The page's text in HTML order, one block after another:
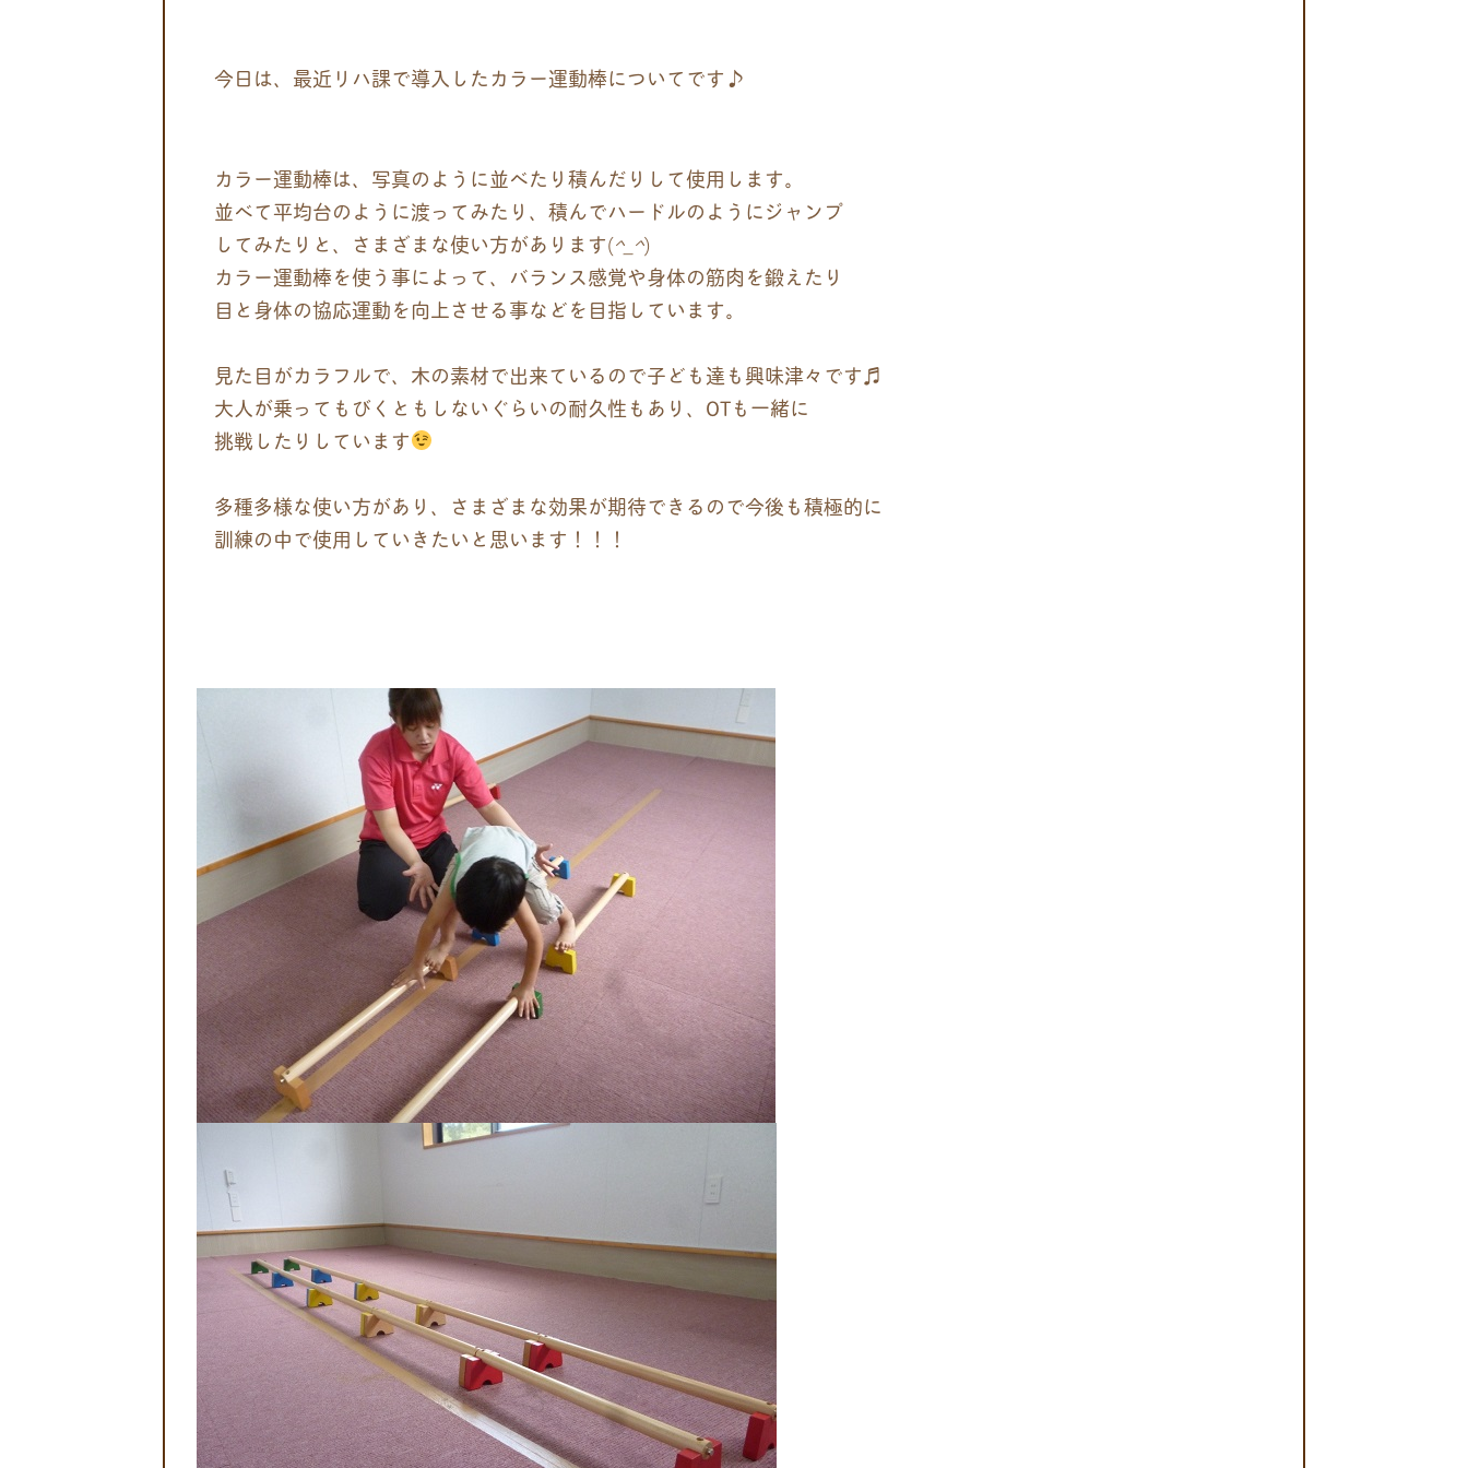
今日は、最近リハ課で導入したカラー運動棒についてです♪
カラー運動棒は、写真のように並べたり積んだりして使用します。
並べて平均台のように渡ってみたり、積んでハードルのようにジャンプ
してみたりと、さまざまな使い方があります(^_^)
カラー運動棒を使う事によって、バランス感覚や身体の筋肉を鍛えたり
目と身体の協応運動を向上させる事などを目指しています。
見た目がカラフルで、木の素材で出来ているので子ども達も興味津々です♬
大人が乗ってもびくともしないぐらいの耐久性もあり、OTも一緒に
挑戦したりしています
多種多様な使い方があり、さまざまな効果が期待できるので今後も積極的に
訓練の中で使用していきたいと思います！！！